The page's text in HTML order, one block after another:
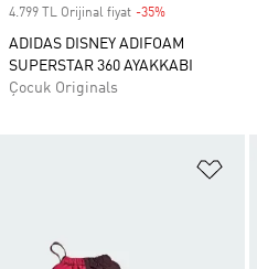
4.799 TL Orijinal fiyat -35%
ADIDAS DISNEY ADIFOAM
SUPERSTAR 360 AYAKKABI
Çocuk Originals